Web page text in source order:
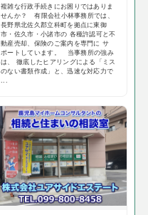
複雑な行政手続きにお困りではありま
せんか？ 有限会社小林事務所では、
長野県北佐久郡立科町を拠点に東御
市・佐久市・小諸市の 各種許認可と不
動産売却、保険のご案内を専門に サ
ポートしています。 当事務所の強み
は、 徹底したヒアリングによる「ミス
のない書類作成」と、迅速な対応力で
...